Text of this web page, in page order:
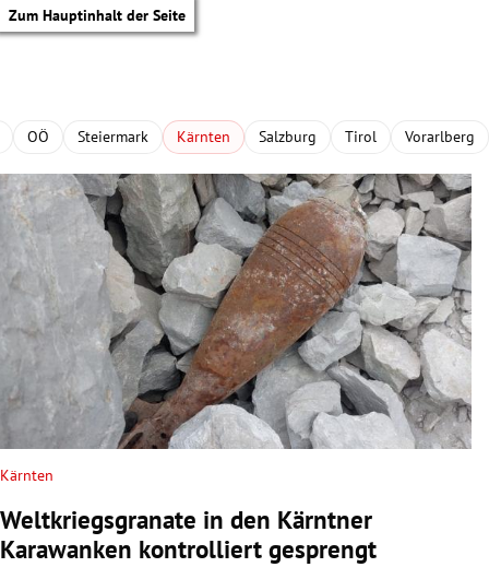
Zum Hauptinhalt der Seite
Untermenü
Untermenü
OÖ Steiermark Kärnten Salzburg Tirol Vorarlberg
Kärnten
Weltkriegsgranate in den Kärntner
Karawanken kontrolliert gesprengt